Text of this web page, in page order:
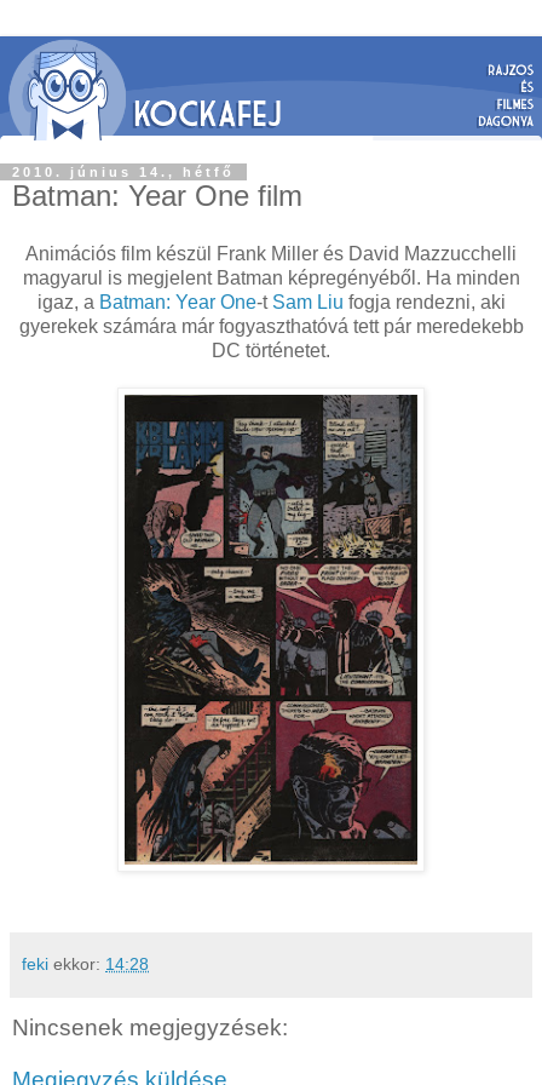
2010. június 14., hétfő
Batman: Year One film
Animációs film készül Frank Miller és David Mazzucchelli
magyarul is megjelent Batman képregényéből. Ha minden
igaz, a Batman: Year One-t Sam Liu fogja rendezni, aki
gyerekek számára már fogyaszthatóvá tett pár meredekebb
DC történetet.
feki ekkor: 14:28
Nincsenek megjegyzések: